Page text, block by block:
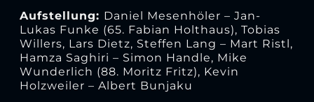
Aufstellung: Daniel Mesenhöler – Jan-
Lukas Funke (65. Fabian Holthaus), Tobias
Willers, Lars Dietz, Steffen Lang – Mart Ristl,
Hamza Saghiri – Simon Handle, Mike
Wunderlich (88. Moritz Fritz), Kevin
Holzweiler – Albert Bunjaku